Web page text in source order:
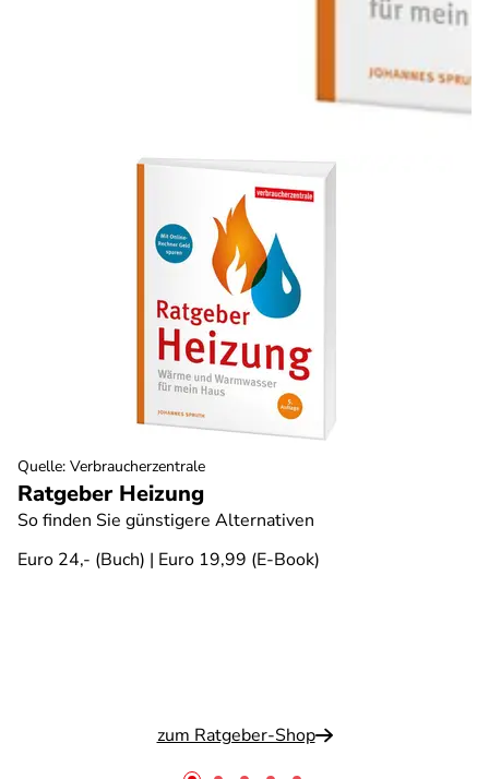
Ratgeber Heizung
So finden Sie günstigere Alternativen
Euro 24,- (Buch) | Euro 19,99 (E-Book)
zum Ratgeber-Shop
Quelle: Verbraucherzentrale